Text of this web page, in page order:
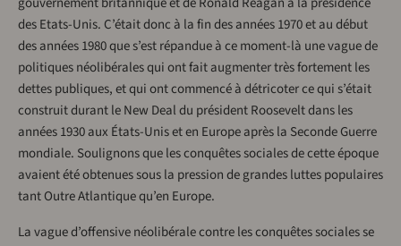
des Etats-Unis. C’était donc à la fin des années 1970 et au début
des années 1980 que s’est répandue à ce moment-là une vague de
politiques néolibérales qui ont fait augmenter très fortement les
dettes publiques, et qui ont commencé à détricoter ce qui s’était
construit durant le New Deal du président Roosevelt dans les
années 1930 aux États-Unis et en Europe après la Seconde Guerre
mondiale. Soulignons que les conquêtes sociales de cette époque
avaient été obtenues sous la pression de grandes luttes populaires
tant Outre Atlantique qu’en Europe.
La vague d’offensive néolibérale contre les conquêtes sociales se